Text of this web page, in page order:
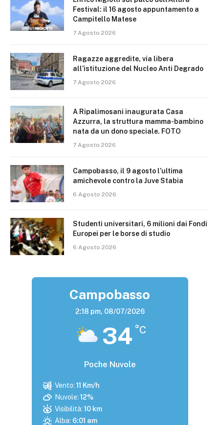
Festival: il 16 agosto appuntamento a
Campitello Matese
7 Agosto 2026
Ragazze aggredite, via libera
all’istituzione del Nucleo Anti Degrado
7 Agosto 2026
A Ripalimosani inaugurata Casa
Azzurra, la struttura mamma-bambino
nata da un dono speciale. FOTO
7 Agosto 2026
Campobasso, il 9 agosto l’ultima
amichevole contro la Juve Stabia
6 Agosto 2026
Studenti universitari, 6 milioni dai Fondi
Europei per le borse di studio
6 Agosto 2026
Campobasso
2:18 pm, 08/07/2026
34 °C
Poche Nuvole
Vento: 11 Km/h
Nuvole: 12%
Visibilità: 10 km
Alba: 6:01 am